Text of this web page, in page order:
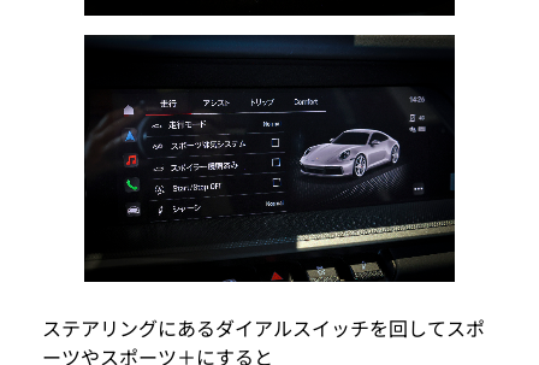
ステアリングにあるダイアルスイッチを回してスポ
ーツやスポーツ＋にすると